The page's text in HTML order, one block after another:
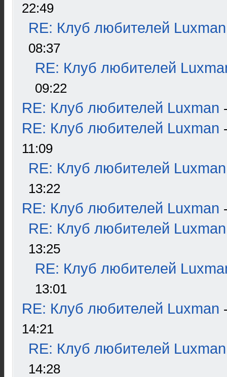
22:49
RE: Клуб любителей Luxman
08:37
RE: Клуб любителей
09:22
RE: Клуб любителей Luxman
RE: Клуб любителей Luxman
11:09
RE: Клуб любителей Luxman
13:22
RE: Клуб любителей Luxman
RE: Клуб любителей Luxman
13:25
RE: Клуб любителей
13:01
RE: Клуб любителей Luxman
14:21
RE: Клуб любителей Luxman
14:28